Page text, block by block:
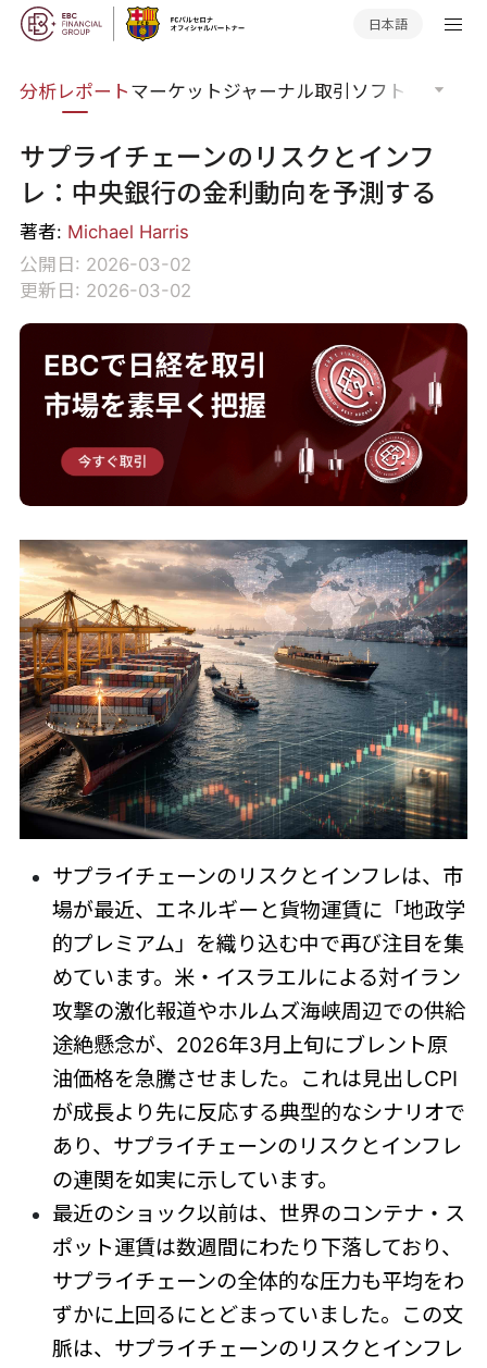
日本語
分析レポート マーケットジャーナル取引ソフトウェア
サプライチェーンのリスクとインフ
レ：中央銀行の金利動向を予測する
著者: Michael Harris
公開日: 2026-03-02
更新日: 2026-03-02
サプライチェーンのリスクとインフレは、市
場が最近、エネルギーと貨物運賃に「地政学
的プレミアム」を織り込む中で再び注目を集
めています。米・イスラエルによる対イラン
攻撃の激化報道やホルムズ海峡周辺での供給
途絶懸念が、2026年3月上旬にブレント原
油価格を急騰させました。これは見出しCPI
が成長より先に反応する典型的なシナリオで
あり、サプライチェーンのリスクとインフレ
の連関を如実に示しています。
最近のショック以前は、世界のコンテナ・ス
ポット運賃は数週間にわたり下落しており、
サプライチェーンの全体的な圧力も平均をわ
ずかに上回るにとどまっていました。この文
脈は、サプライチェーンのリスクとインフレ